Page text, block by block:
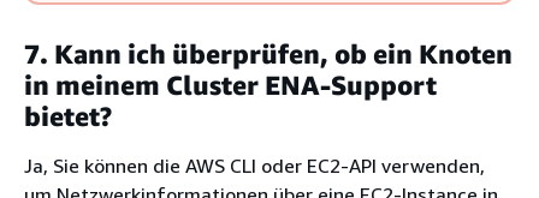
7. Kann ich überprüfen, ob ein Knoten
in meinem Cluster ENA-Support
bietet?
Ja, Sie können die AWS CLI oder EC2-API verwenden,